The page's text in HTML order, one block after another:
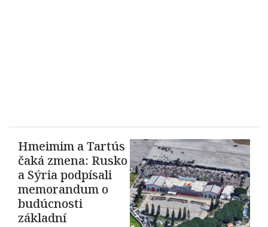
Hmeimim a Tartús
čaká zmena: Rusko
a Sýria podpísali
memorandum o
budúcnosti
základní